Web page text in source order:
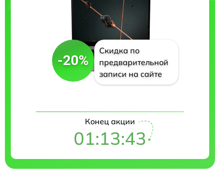
-20%
Скидка по
предварительной
записи на сайте
Конец акции
01:13:42